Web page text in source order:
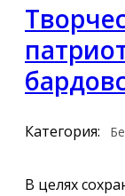
Категория:
В целях